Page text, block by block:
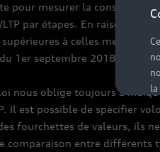
pour mesurer la
par étapes. En raison des
à celles mesurées
1er septembre 2018 peut
nous oblige toujours à
Il est possible de spécifier
fourchettes de valeurs, ils
comparaison entre différents
la